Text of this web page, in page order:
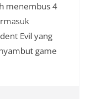
menembus 4
Evil yang
game